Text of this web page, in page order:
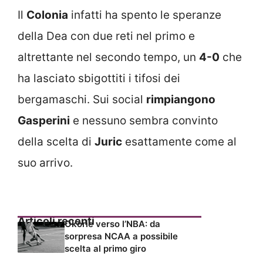
Il Colonia infatti ha spento le speranze
della Dea con due reti nel primo e
altrettante nel secondo tempo, un 4-0 che
ha lasciato sbigottiti i tifosi dei
bergamaschi. Sui social rimpiangono
Gasperini e nessuno sembra convinto
della scelta di Juric esattamente come al
suo arrivo.
Articoli recentiOkorie verso l’NBA: da
sorpresa NCAA a possibile
scelta al primo giro